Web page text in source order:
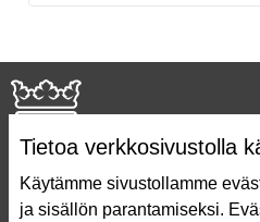
Tietoa verkkosivustolla
Käytämme sivustollamme
ja sisällön parantamiseksi.
Näin äänestät